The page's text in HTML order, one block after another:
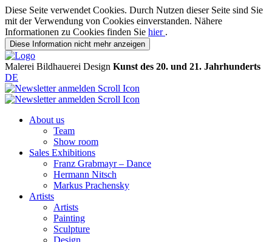
Diese Seite verwendet Cookies. Durch Nutzen dieser Seite sind Sie
mit der Verwendung von Cookies einverstanden. Nähere
Informationen zu Cookies finden Sie hier .
Diese Information nicht mehr anzeigen
Malerei Bildhauerei Design Kunst des 20. und 21. Jahrhunderts
DE
About us
Team
Show room
Sales Exhibitions
Franz Grabmayr – Dance
Hermann Nitsch
Markus Prachensky
Artists
Artists
Painting
Sculpture
Design